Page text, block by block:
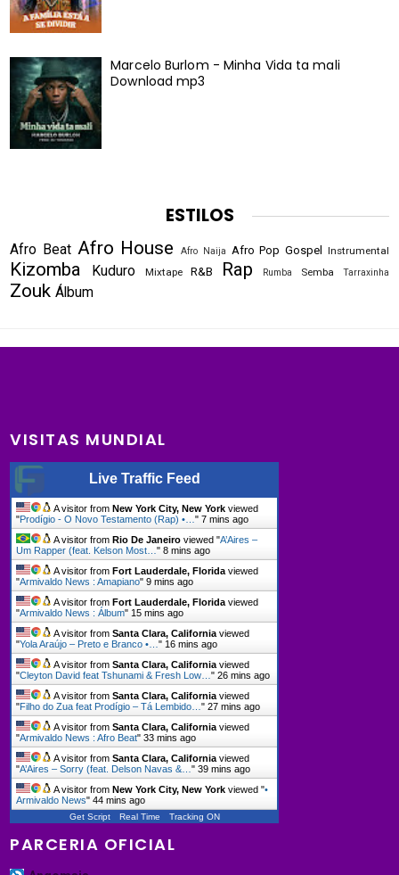
Marcelo Burlom - Minha Vida ta mali
Download mp3
ESTILOS
Afro Beat Afro House Afro Naija Afro Pop Gospel Instrumental
Kizomba Kuduro Mixtape R&B Rap Rumba Semba Tarraxinha
Zouk Álbum
VISITAS MUNDIAL
Live Traffic Feed
A visitor from New York City, New York viewed
"Prodígio - O Novo Testamento (Rap) •…"7 mins ago
A visitor from Rio De Janeiro viewed "A’Aires –
Um Rapper (feat. Kelson Most…"8 mins ago
A visitor from Fort Lauderdale, Florida viewed
"Armivaldo News : Amapiano"9 mins ago
A visitor from Fort Lauderdale, Florida viewed
"Armivaldo News : Álbum" 15 mins ago
A visitor fromSanta Clara, California viewed
"Yola Araújo – Preto e Branco •…" 17 mins ago
A visitor fromSanta Clara, California viewed
"Cleyton David feat Tshunami & Fresh Low…"26 mins ago
A visitor fromSanta Clara, California viewed
"Filho do Zua feat Prodígio – Tá Lembido…"27 mins ago
A visitor fromSanta Clara, California viewed
"Armivaldo News : Afro Beat"33 mins ago
A visitor fromSanta Clara, California viewed
"A’Aires – Sorry (feat. Delson Navas &…"39 mins ago
A visitor from New York City, New York viewed "•
Armivaldo News"44 mins ago
Get Script Real Time Tracking ON
PARCERIA OFICIAL